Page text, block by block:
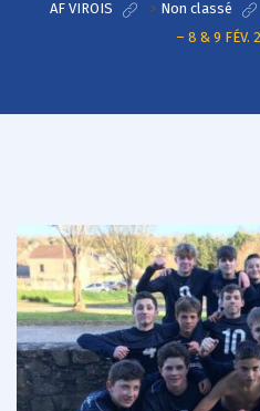
AF VIROIS > Non classé
– 8 & 9 FÉV.